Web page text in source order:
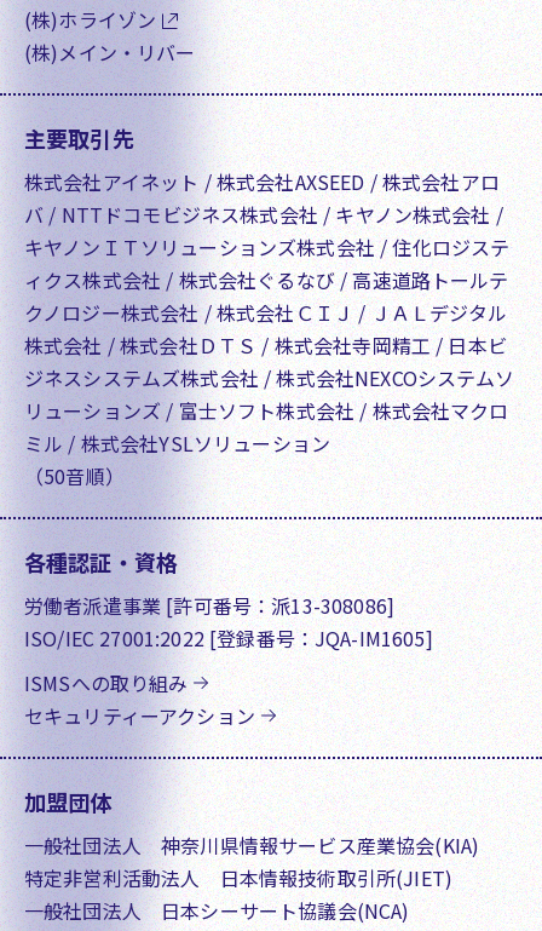
(株)ホライゾン
(株)メイン・リバー
主要取引先
株式会社アイネット / 株式会社AXSEED / 株式会社アロ
バ / NTTドコモビジネス株式会社 / キヤノン株式会社 /
キヤノンＩＴソリューションズ株式会社 / 住化ロジステ
ィクス株式会社 / 株式会社ぐるなび / 高速道路トールテ
クノロジー株式会社 / 株式会社ＣＩＪ / ＪＡＬデジタル
株式会社 / 株式会社ＤＴＳ / 株式会社寺岡精工 / 日本ビ
ジネスシステムズ株式会社 / 株式会社NEXCOシステムソ
リューションズ / 富士ソフト株式会社 / 株式会社マクロ
ミル / 株式会社YSLソリューション
（50音順）
各種認証・資格
労働者派遣事業 [許可番号：派13-308086]
ISO/IEC 27001:2022 [登録番号：JQA-IM1605]
ISMSへの取り組み
セキュリティーアクション
加盟団体
一般社団法人 神奈川県情報サービス産業協会(KIA)
特定非営利活動法人 日本情報技術取引所(JIET)
一般社団法人 日本シーサート協議会(NCA)